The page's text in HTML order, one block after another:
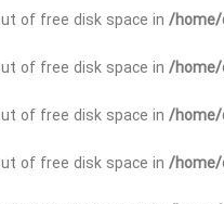
of free disk space in /home/
of free disk space in /home/
of free disk space in /home/
of free disk space in /home/